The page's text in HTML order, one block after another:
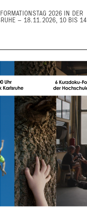
2026 IN DER
– 18.11.2026, 10 BIS 14